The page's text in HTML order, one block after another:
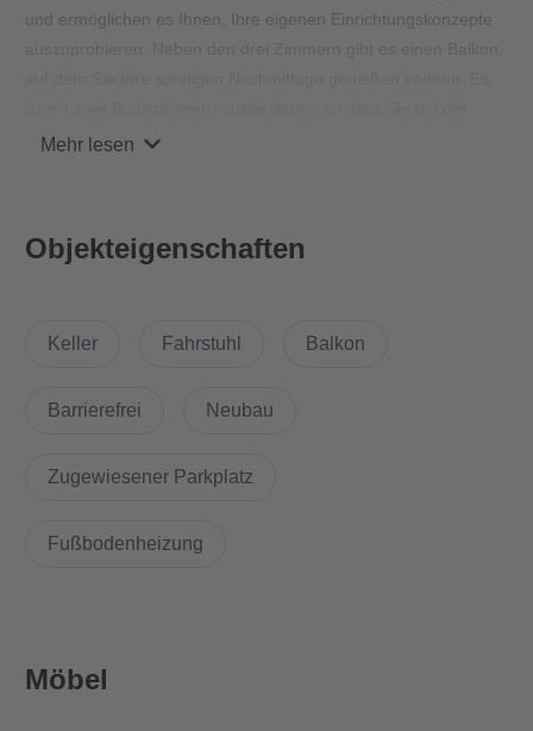
und ermöglichen es Ihnen, Ihre eigenen Einrichtungskonzepte
Unterhaltung Ihrer Gäste nicht auf Ihre Privatsphäre verzichten
das Zusammenspiel von eleganter Architektur und schöner
die Sinai-Landschaftsarchitekten.
Warum gerade diese Wohnung?
energieeffizient. Das Quartier befindet sich in einer
Das städtebauliche Ensemble fügt sich behutsam in die
Mehr lesen
Objekteigenschaften
Keller Fahrstuhl Balkon
Barrierefrei Neubau
Zugewiesener Parkplatz
Fußbodenheizung
Möbel